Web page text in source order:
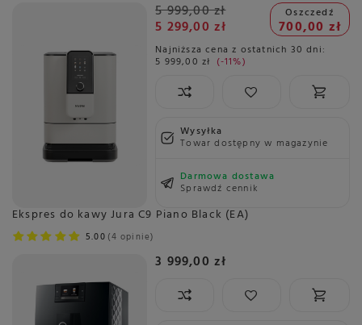
5 999,00 zł
5 299,00 zł
Oszczedź
700,00 zł
Najniższa cena z ostatnich 30 dni:
5 999,00 zł -11%
Wysyłka
Towar dostępny w magazynie
Darmowa dostawa
Sprawdź cennik
Ekspres do kawy Jura C9 Piano Black (EA)
5.00 4 opinie
3 999,00 zł